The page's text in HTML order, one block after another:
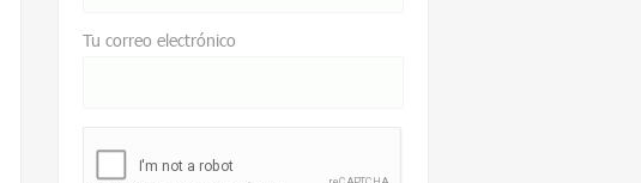
Tu correo electrónico